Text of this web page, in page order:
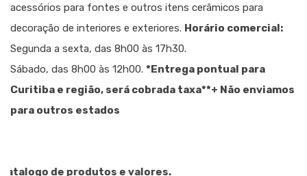
acessórios para fontes e outros itens cerâmicos para
decoração de interiores e exteriores. Horário comercial:
Segunda a sexta, das 8h00 às 17h30.
Sábado, das 8h00 às 12h00. *Entrega pontual para
Curitiba e região, será cobrada taxa**+ Não enviamos
para outros estados
de produtos e valores.